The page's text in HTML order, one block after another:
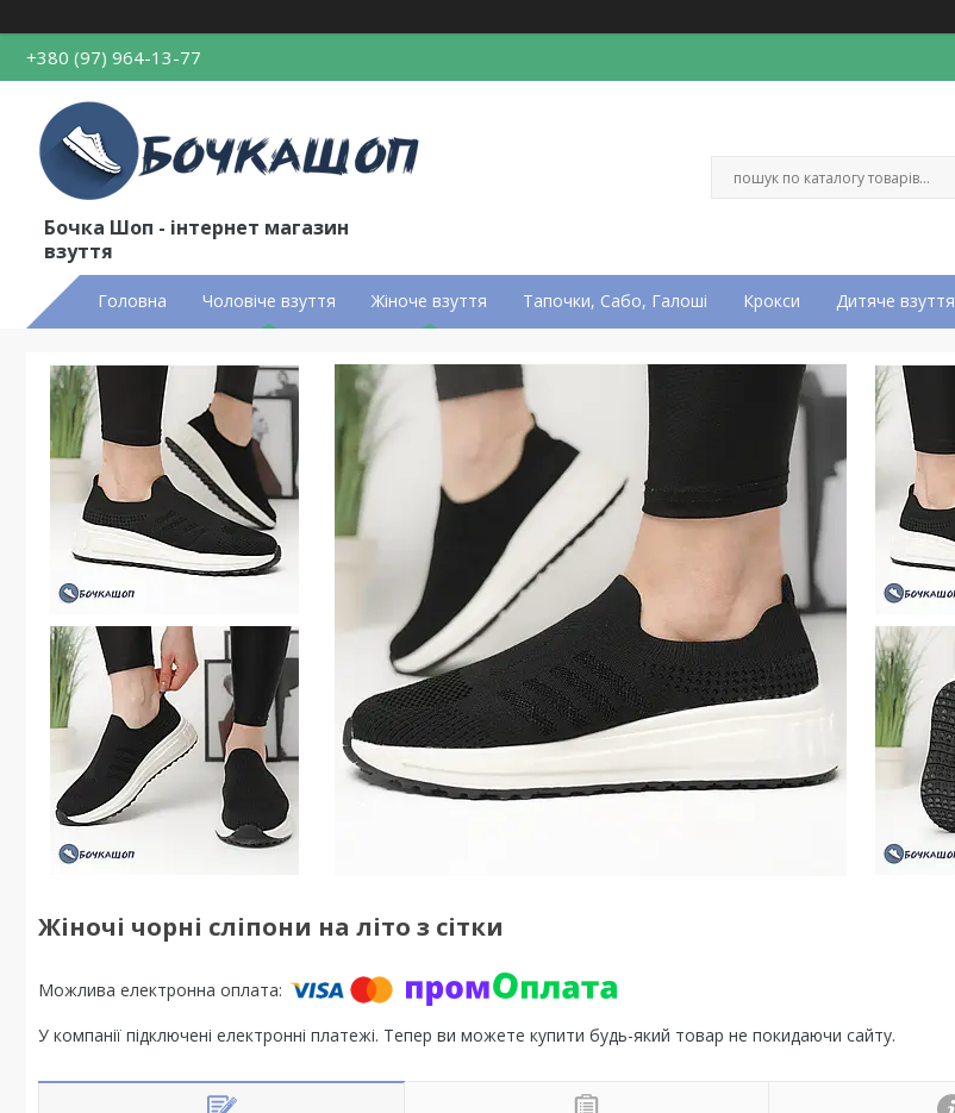
+380 (97) 964-13-77
Бочка Шоп - інтернет магазин
взуття
Головна Чоловіче взуття Жіноче взуття Тапочки, Сабо, Галоші Крокси Дитяче взуття
Жіночі чорні сліпони на літо з сітки
У компанії підключені електронні платежі. Тепер ви можете купити будь-який товар не покидаючи сайту.